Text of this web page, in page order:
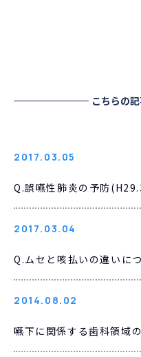
こちらの
2017.03.05
Q.誤嚥性肺炎の予防
2017.03.04
Q.ムセと咳払いの違いに
2014.08.02
嚥下に関係する歯科領域